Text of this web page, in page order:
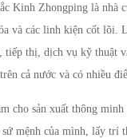
Kinh Zhongping là nhà
và các linh kiện cốt lõi.
tiếp thị, dịch vụ kỹ thuật
cả nước và có nhiều
cho sản xuất thông
mệnh của mình, lấy trí